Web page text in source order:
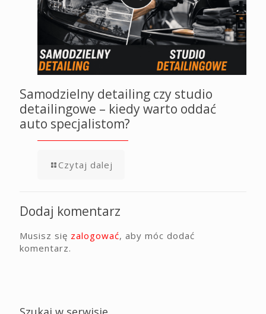
Samodzielny detailing czy studio
detailingowe – kiedy warto oddać
auto specjalistom?
Czytaj dalej
Dodaj komentarz
Musisz się zalogować, aby móc dodać
komentarz.